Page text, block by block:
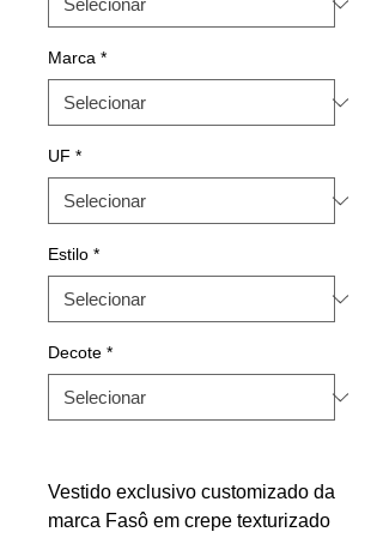
Marca *
UF *
Estilo *
Decote *
Vestido exclusivo customizado da
marca Fasô em crepe texturizado